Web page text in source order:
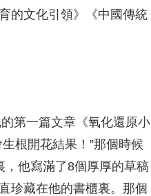
的文化引領》《中國傳統
第一篇文章《氧化還原小
根開花結果！”那個時候
他寫滿了8個厚厚的草稿
珍藏在他的書櫃裏。那個